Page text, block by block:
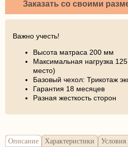
Заказать со своими
Важно учесть!
Высота матраса 200 мм
Максимальная нагрузка
место)
Базовый чехол: Трикотаж
Гарантия 18 месяцев
Разная жесткость сторон
Описание Характеристики Условия